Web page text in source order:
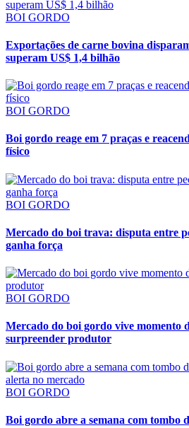
BOI GORDO
Exportações de carne bovina
superam US$ 1,4 bilhão
BOI GORDO
Boi gordo reage em 7 praças e
físico
BOI GORDO
Mercado do boi trava: disputa entre
ganha força
BOI GORDO
Mercado do boi gordo vive momento
surpreender produtor
BOI GORDO
Boi gordo abre a semana com tombo